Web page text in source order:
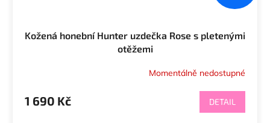
Kožená honební Hunter uzdečka Rose s pletenými
otěžemi
Momentálně nedostupné
1 690 Kč DETAIL